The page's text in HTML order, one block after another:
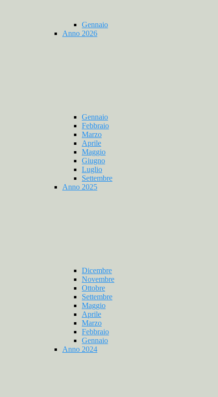
Gennaio
Anno 2026
Gennaio
Febbraio
Marzo
Aprile
Maggio
Giugno
Luglio
Settembre
Anno 2025
Dicembre
Novembre
Ottobre
Settembre
Maggio
Aprile
Marzo
Febbraio
Gennaio
Anno 2024